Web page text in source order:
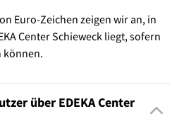
Euro-Zeichen zeigen wir an, in
Center Schieweck liegt, sofern
können.
über EDEKA Center